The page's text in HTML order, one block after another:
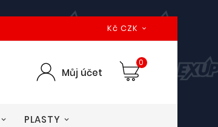
Kč CZK 
Můj účet
0
PLASTY